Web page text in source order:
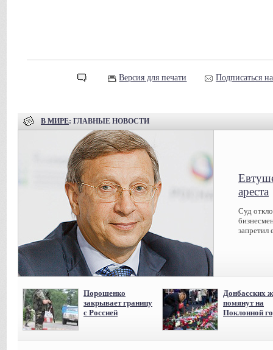
Версия для печати Подписаться
В МИРЕ: ГЛАВНЫЕ НОВОСТИ
ареста
Суд
запретил
Порошенко
закрывает границу
с Россией
Донбасских
помянут на
Поклонной